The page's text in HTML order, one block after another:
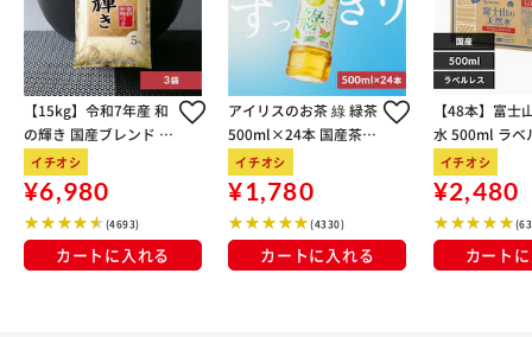
【15kg】令和7年産 和
の輝き 国産ブレンド 5
kg×3袋
イチオシ
¥6,980
(4693)
カートに入れる
アイリスのお茶 綠 緑茶
500ml×24本 国産茶葉
100％使用
イチオシ
¥1,780
(4330)
カートに入れる
【48本】富士
水 500ml ラベ
イチオシ
¥2,480
カート